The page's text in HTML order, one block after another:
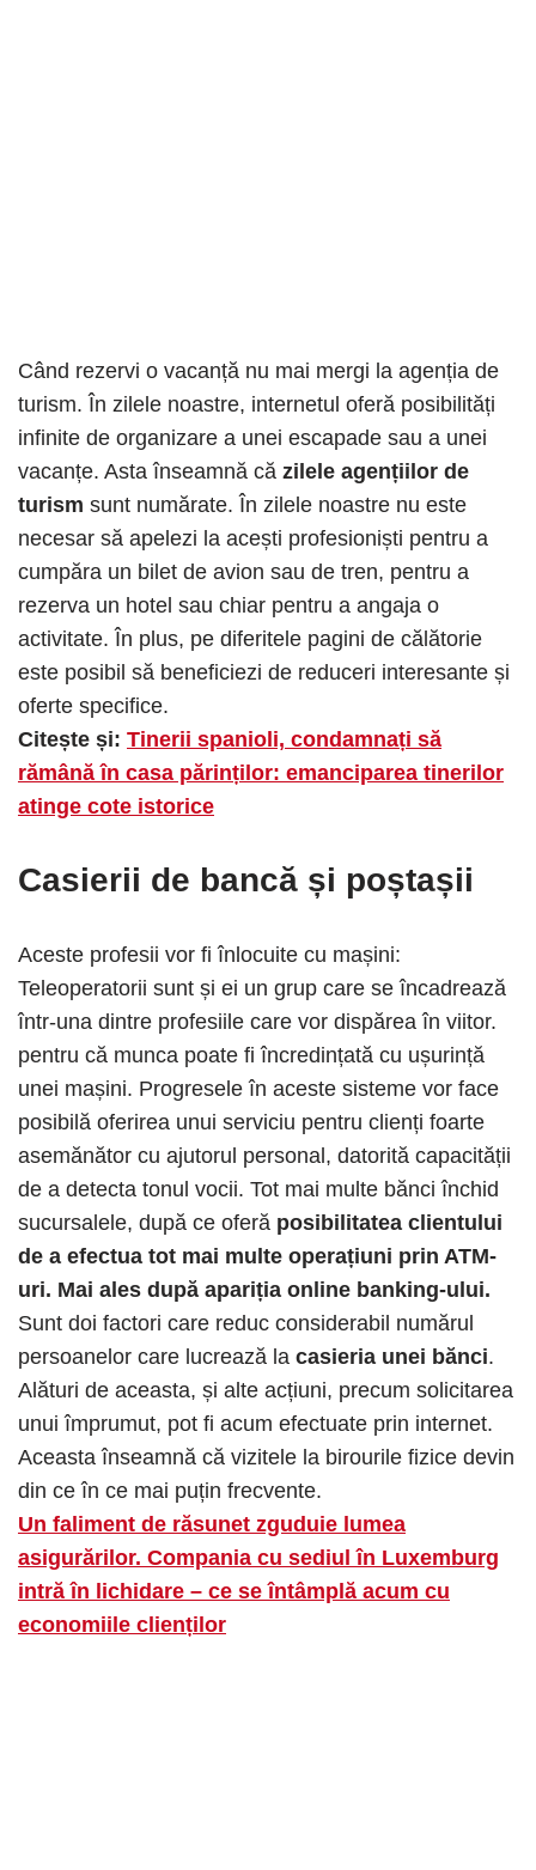
Când rezervi o vacanță nu mai mergi la agenția de
turism. În zilele noastre, internetul oferă posibilități
infinite de organizare a unei escapade sau a unei
vacanțe. Asta înseamnă că zilele agențiilor de
turism sunt numărate. În zilele noastre nu este
necesar să apelezi la acești profesioniști pentru a
cumpăra un bilet de avion sau de tren, pentru a
rezerva un hotel sau chiar pentru a angaja o
activitate. În plus, pe diferitele pagini de călătorie
este posibil să beneficiezi de reduceri interesante și
oferte specifice.
Citește și: Tinerii spanioli, condamnați să
rămână în casa părinților: emanciparea tinerilor
atinge cote istorice
Casierii de bancă și poștașii
Aceste profesii vor fi înlocuite cu mașini:
Teleoperatorii sunt și ei un grup care se încadrează
într-una dintre profesiile care vor dispărea în viitor.
pentru că munca poate fi încredințată cu ușurință
unei mașini. Progresele în aceste sisteme vor face
posibilă oferirea unui serviciu pentru clienți foarte
asemănător cu ajutorul personal, datorită capacității
de a detecta tonul vocii. Tot mai multe bănci închid
sucursalele, după ce oferă posibilitatea clientului
de a efectua tot mai multe operațiuni prin ATM-
uri. Mai ales după apariția online banking-ului.
Sunt doi factori care reduc considerabil numărul
persoanelor care lucrează la casieria unei bănci.
Alături de aceasta, și alte acțiuni, precum solicitarea
unui împrumut, pot fi acum efectuate prin internet.
Aceasta înseamnă că vizitele la birourile fizice devin
din ce în ce mai puțin frecvente.
Un faliment de răsunet zguduie lumea
asigurărilor. Compania cu sediul în Luxemburg
intră în lichidare – ce se întâmplă acum cu
economiile clienților